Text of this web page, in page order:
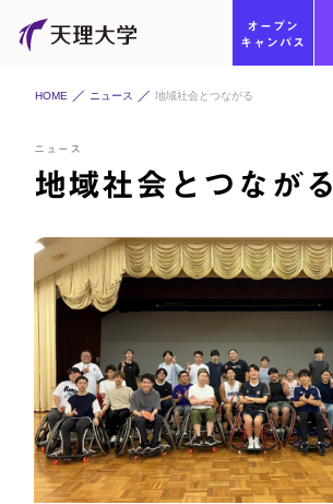
オープン
キャンパス
HOME ニュース 地域社会とつながる
ニュース
地域社会とつながる